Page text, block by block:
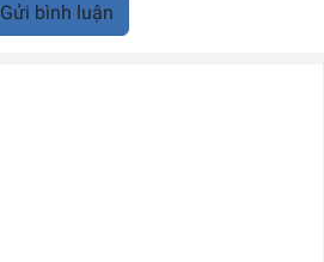
Gửi bình luận